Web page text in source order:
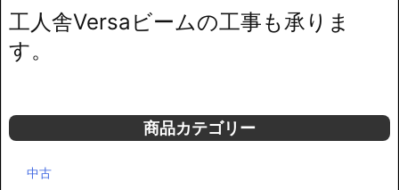
工人舎Versaビームの工事も承りま
す。
商品カテゴリー
中古